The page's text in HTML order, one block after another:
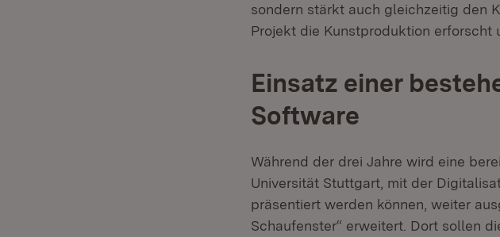
sondern stärkt auch gleichzeitig den
Projekt die Kunstproduktion erforscht
Einsatz einer
Software
Während der drei Jahre wird eine
Universität Stuttgart, mit der
präsentiert werden können, weiter
Schaufenster“ erweitert. Dort sollen